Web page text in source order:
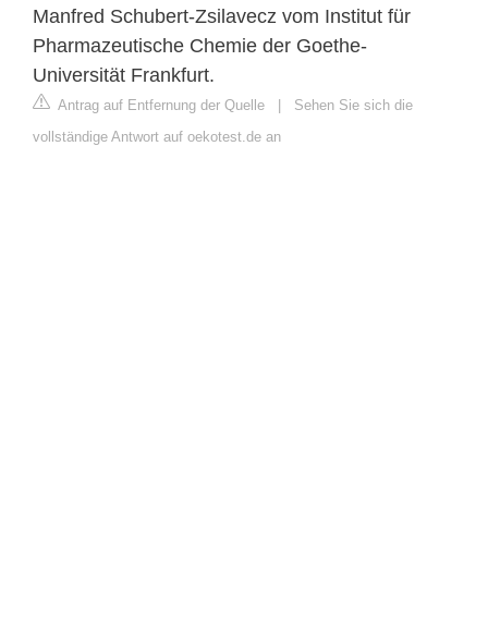
Manfred Schubert-Zsilavecz vom Institut für
Pharmazeutische Chemie der Goethe-
Universität Frankfurt.
Antrag auf Entfernung der Quelle | Sehen Sie sich die
vollständige Antwort auf oekotest.de an